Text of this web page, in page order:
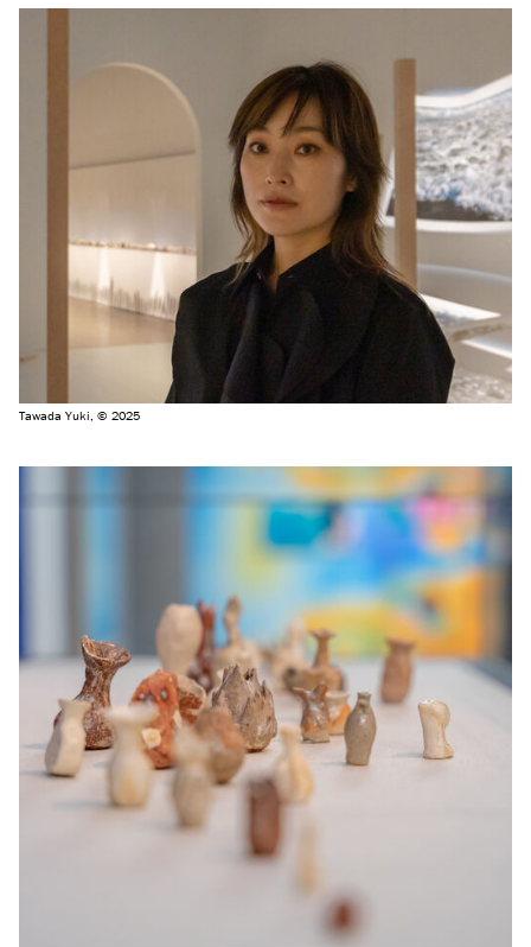
Tawada Yuki, © 2025